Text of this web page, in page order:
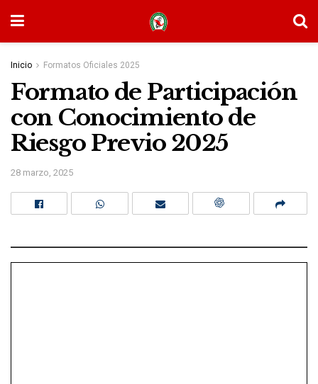
Inicio Formatos Oficiales 2025
Formato de Participación
con Conocimiento de
Riesgo Previo 2025
28 marzo, 2025